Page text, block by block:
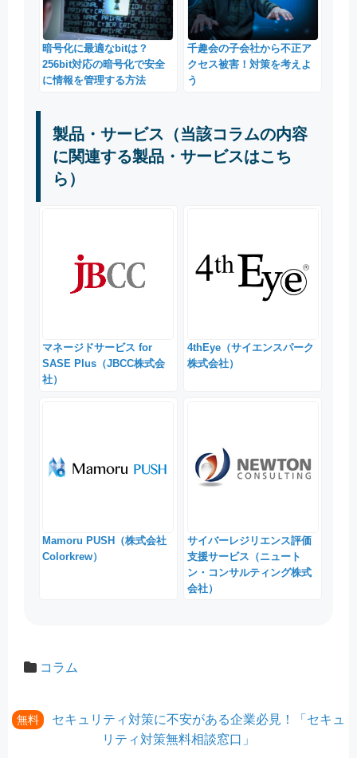
暗号化に最適なbitは？
256bit対応の暗号化で安全
に情報を管理する方法
千趣会の子会社から不正ア
クセス被害！対策を考えよ
う
製品・サービス（当該コラムの内容
に関連する製品・サービスはこち
ら）
マネージドサービス for
SASE Plus（JBCC株式会
社）
4thEye（サイエンスパーク
株式会社）
Mamoru PUSH（株式会社
Colorkrew）
サイバーレジリエンス評価
支援サービス（ニュート
ン・コンサルティング株式
会社）
コラム
無料
セキュリティ対策に不安がある企業必見！「セキュ
リティ対策無料相談窓口」